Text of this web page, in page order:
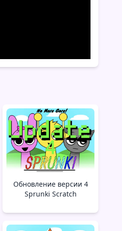
Обновление версии 4
Sprunki Scratch